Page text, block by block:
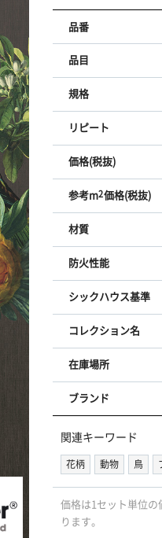
品番
品目
規格
リピート
価格(税抜)
参考m2価格(税抜)
材質
防火性能
シックハウス基準
コレクション名
在庫場所
ブランド
関連キーワード
花柄 動物 鳥
価格は1セット単位
ります。